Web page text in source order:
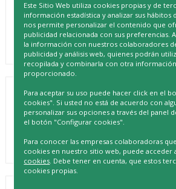
PORTAFOTO SEVILLA
REF. 8435737802061
Este Sitio Web utiliza cookies propias y de
información estadística y analizar sus hábitos
nos permite personalizar el contenido que
publicidad relacionada con sus preferencias.
la información con nuestros colaboradores
publicidad y análisis web, quienes podrán
recopilada y combinarla con otra información
proporcionado.
Para aceptar su uso puede hacer click en el
cookies". Si usted no está de acuerdo con
personalizar sus opciones a través del panel
el botón "Configurar cookies".
Para conocer las empresas colaboradoras
cookies en nuestro sitio web, puede acceder
cookies. Debe tener en cuenta, que estos
cookies propias.